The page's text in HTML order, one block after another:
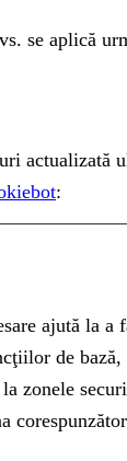
se aplică
actualizată
:
ajută la a
de bază,
zonele